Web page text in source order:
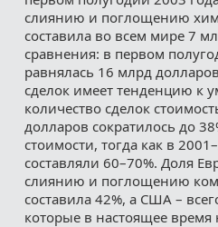
слиянию и поглощению
составила во всем мире 7
сравнения: в первом
равнялась 16 млрд
сделок имеет тенденцию к
количество сделок
долларов сократилось до
стоимости, тогда как в
составляли 60–70%. Доля
слиянию и поглощению
составила 42%, а США –
которые в настоящее время